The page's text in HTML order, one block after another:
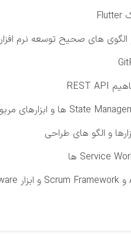
های صحیح توسعه نرم افزار
و الگو های طراحی